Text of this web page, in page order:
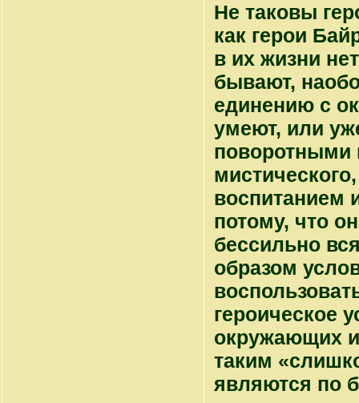
Не таковы
как герои
в их жизни
бывают,
единению с
умеют, или
поворотными
воспитанием
потому, что
бессильно
образом
героическое
окружающих
таким
являются по